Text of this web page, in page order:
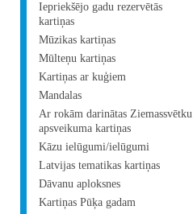
Iepriekšējo gadu rezervētās
kartiņas
Mūzikas kartiņas
Mūlteņu kartiņas
Kartiņas ar kuģiem
Mandalas
Ar rokām darinātas Ziemassvētku
apsveikuma kartiņas
Kāzu ielūgumi/ielūgumi
Latvijas tematikas kartiņas
Dāvanu aploksnes
Kartiņas Pūķa gadam